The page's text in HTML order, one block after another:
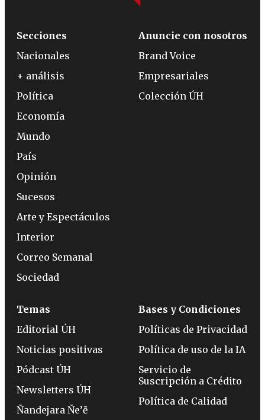
Secciones
Nacionales
+ análisis
Política
Economía
Mundo
País
Opinión
Sucesos
Arte y Espectáculos
Interior
Correo Semanal
Sociedad
Anuncie con nosotros
Brand Voice
Empresariales
Colección ÚH
Temas
Editorial ÚH
Noticias positivas
Pódcast ÚH
Newsletters ÚH
Ñandejara Ñe’ẽ
Bases y Condiciones
Políticas de Privacidad
Política de uso de la IA
Servicio de
Suscripción a Crédito
Política de Calidad